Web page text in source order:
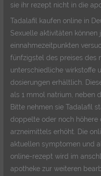
sie ihr rezept nicht in die
Tadalafil kaufen online in
Sexuelle aktivitäten können
einnahmezeitpunkten
fünfzigstel des preises des
unterschiedliche wirkstoffe
dosierungen erhältlich.
als 1 mmol natrium, neben
Bitte nehmen sie Tadalafil
doppelte oder noch höhere
arzneimittels erhöht. Die
aktuellen symptomen und
online-rezept wird im
apotheke zur weiteren